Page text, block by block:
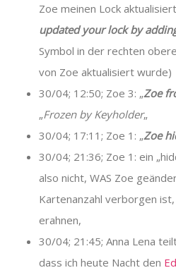
Zoe meinen Lock
updated your lock by
Symbol in der rechten
von Zoe aktualisiert wurde)
30/04; 12:50; Zoe 3: „Zoe
„Frozen by Keyholder„
30/04; 17:11; Zoe 1: „Zoe
30/04; 21:36; Zoe 1: ein
also nicht, WAS Zoe
Kartenanzahl verborgen ist,
erahnen,
30/04; 21:45; Anna Lena
dass ich heute Nacht den